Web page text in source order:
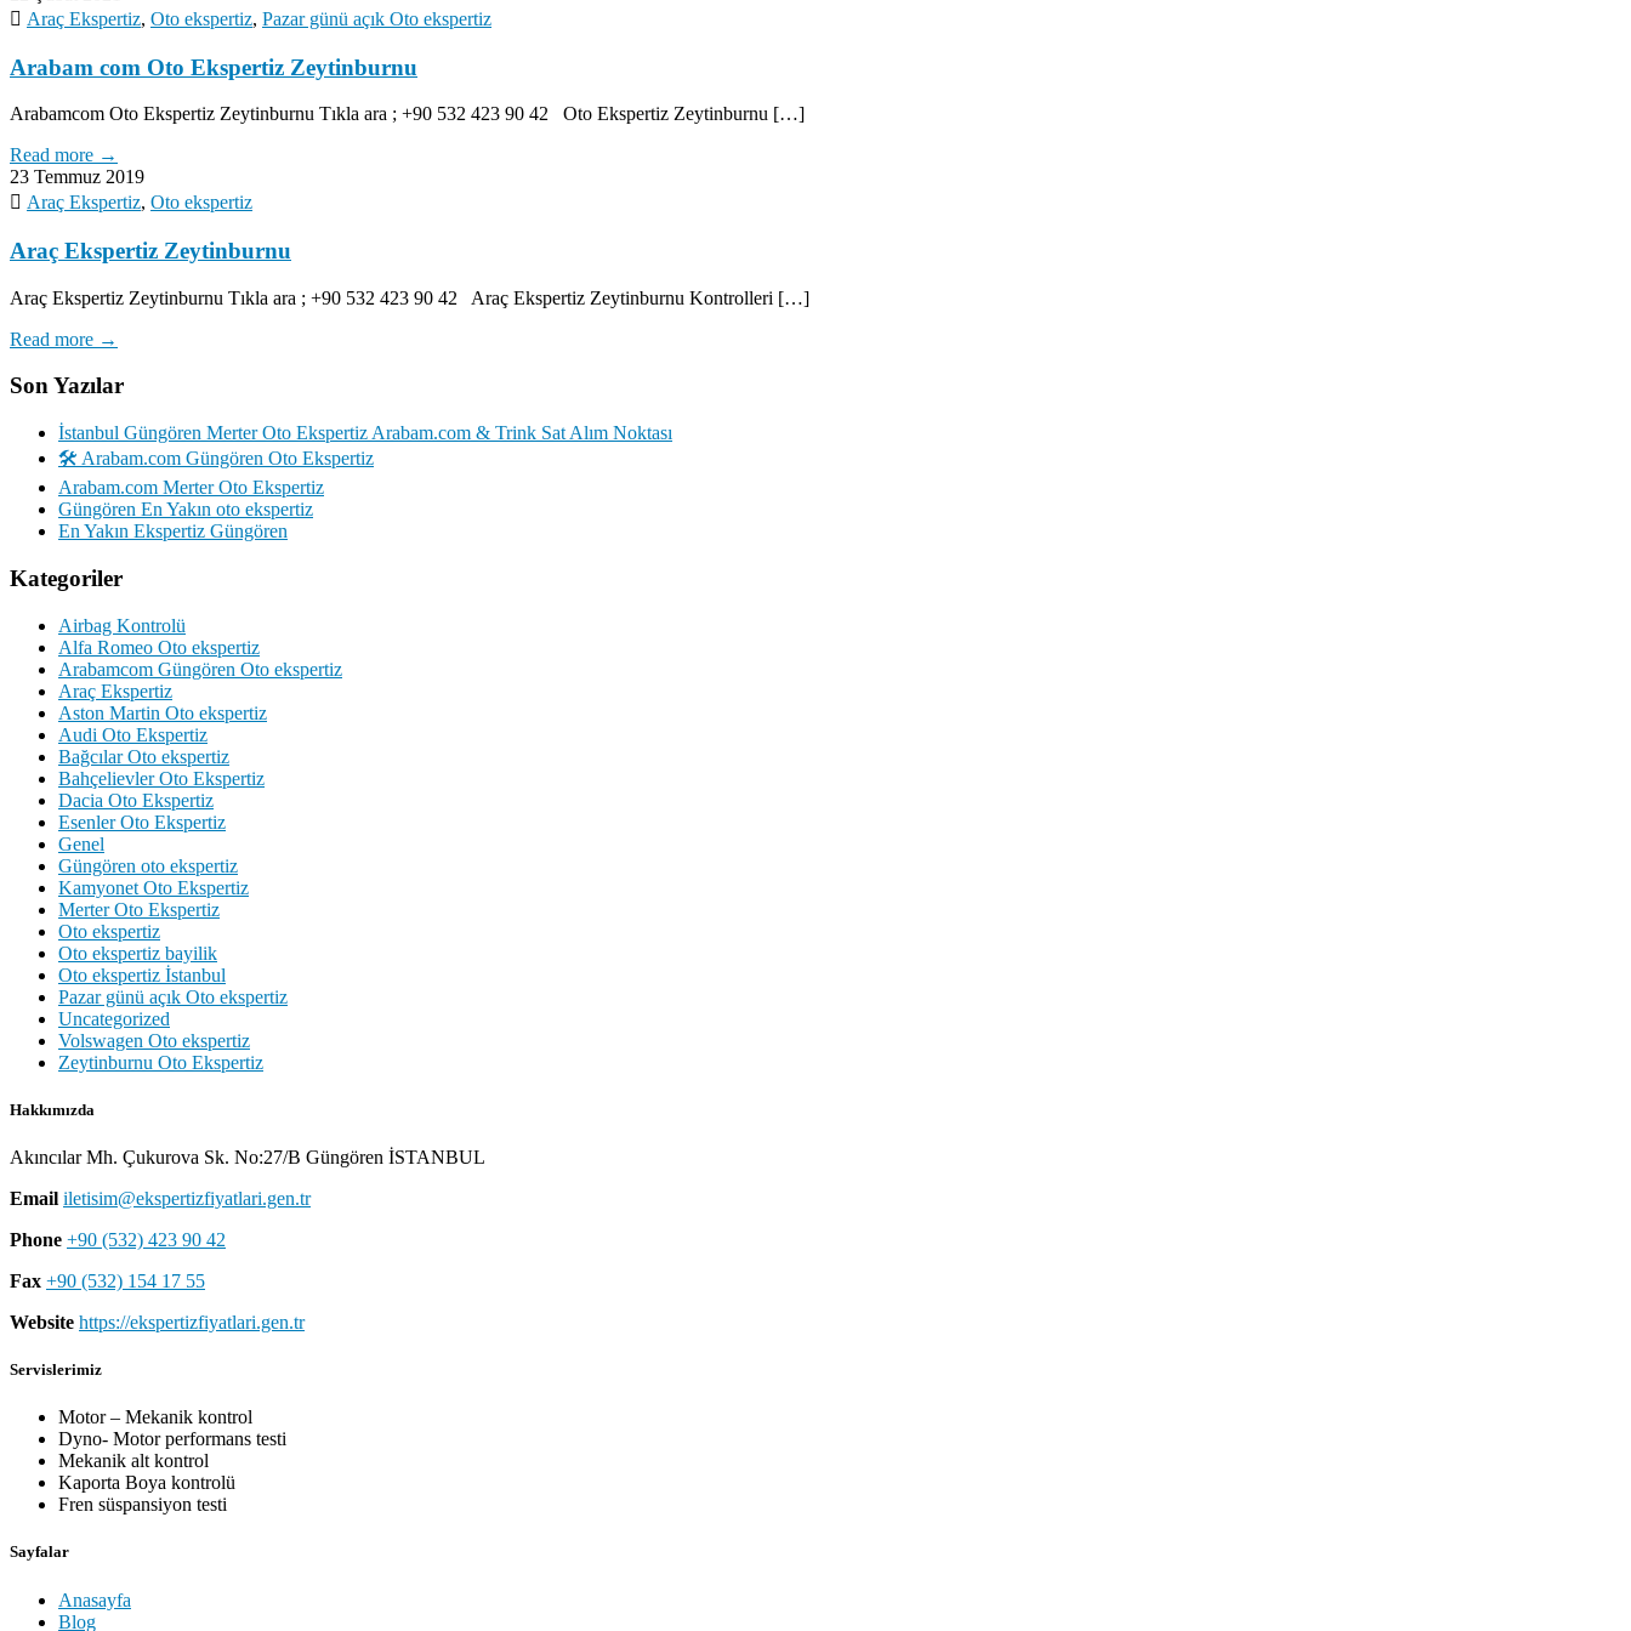
Araç Ekspertiz, Oto ekspertiz, Pazar günü açık Oto ekspertiz
Arabam com Oto Ekspertiz Zeytinburnu
Arabamcom Oto Ekspertiz Zeytinburnu Tıkla ara ; +90 532 423 90 42 Oto Ekspertiz Zeytinburnu […]
Read more →
23 Temmuz 2019
Araç Ekspertiz, Oto ekspertiz
Araç Ekspertiz Zeytinburnu
Araç Ekspertiz Zeytinburnu Tıkla ara ; +90 532 423 90 42 Araç Ekspertiz Zeytinburnu Kontrolleri […]
Read more →
Son Yazılar
İstanbul Güngören Merter Oto Ekspertiz Arabam.com & Trink Sat Alım Noktası
🛠️ Arabam.com Güngören Oto Ekspertiz
Arabam.com Merter Oto Ekspertiz
Güngören En Yakın oto ekspertiz
En Yakın Ekspertiz Güngören
Kategoriler
Airbag Kontrolü
Alfa Romeo Oto ekspertiz
Arabamcom Güngören Oto ekspertiz
Araç Ekspertiz
Aston Martin Oto ekspertiz
Audi Oto Ekspertiz
Bağcılar Oto ekspertiz
Bahçelievler Oto Ekspertiz
Dacia Oto Ekspertiz
Esenler Oto Ekspertiz
Genel
Güngören oto ekspertiz
Kamyonet Oto Ekspertiz
Merter Oto Ekspertiz
Oto ekspertiz
Oto ekspertiz bayilik
Oto ekspertiz İstanbul
Pazar günü açık Oto ekspertiz
Uncategorized
Volswagen Oto ekspertiz
Zeytinburnu Oto Ekspertiz
Hakkımızda
Akıncılar Mh. Çukurova Sk. No:27/B Güngören İSTANBUL
Email iletisim@ekspertizfiyatlari.gen.tr
Phone +90 (532) 423 90 42
Fax +90 (532) 154 17 55
Website https://ekspertizfiyatlari.gen.tr
Servislerimiz
Motor – Mekanik kontrol
Dyno- Motor performans testi
Mekanik alt kontrol
Kaporta Boya kontrolü
Fren süspansiyon testi
Sayfalar
Anasayfa
Blog